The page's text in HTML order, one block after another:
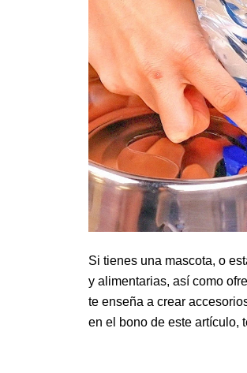
Si tienes una mascota, o
y alimentarias, así como
te enseña a crear
en el bono de este artículo,